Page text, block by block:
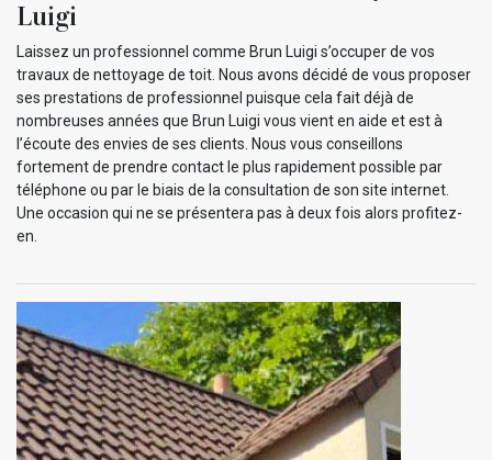
Luigi
Laissez un professionnel comme Brun Luigi s’occuper de vos
travaux de nettoyage de toit. Nous avons décidé de vous proposer
ses prestations de professionnel puisque cela fait déjà de
nombreuses années que Brun Luigi vous vient en aide et est à
l’écoute des envies de ses clients. Nous vous conseillons
fortement de prendre contact le plus rapidement possible par
téléphone ou par le biais de la consultation de son site internet.
Une occasion qui ne se présentera pas à deux fois alors profitez-
en.